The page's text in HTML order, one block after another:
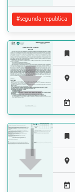
#segunda-republica







